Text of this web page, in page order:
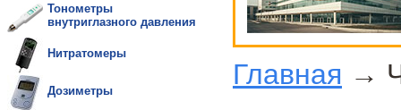
Тонометры
внутриглазного давления
Нитратомеры
Дозиметры
Главная →